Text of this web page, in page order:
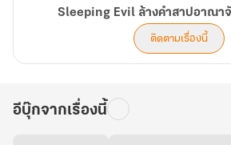
Sleeping Evil ล้างคำสาปอาณา
ติดตามเรื่องนี้
อีบุ๊กจากเรื่องนี้